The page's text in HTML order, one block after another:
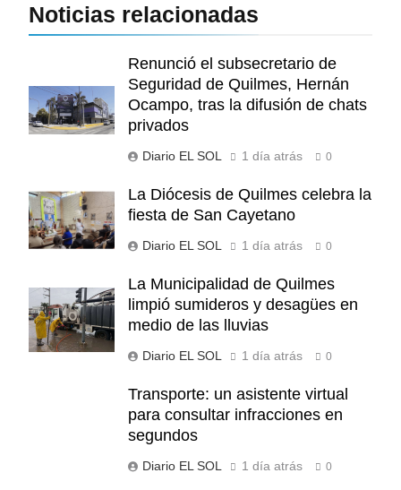
Noticias relacionadas
Renunció el subsecretario de
Seguridad de Quilmes, Hernán
Ocampo, tras la difusión de chats
privados
Diario EL SOL 1 día atrás 0
La Diócesis de Quilmes celebra la
fiesta de San Cayetano
Diario EL SOL 1 día atrás 0
La Municipalidad de Quilmes
limpió sumideros y desagües en
medio de las lluvias
Diario EL SOL 1 día atrás 0
Transporte: un asistente virtual
para consultar infracciones en
segundos
Diario EL SOL 1 día atrás 0